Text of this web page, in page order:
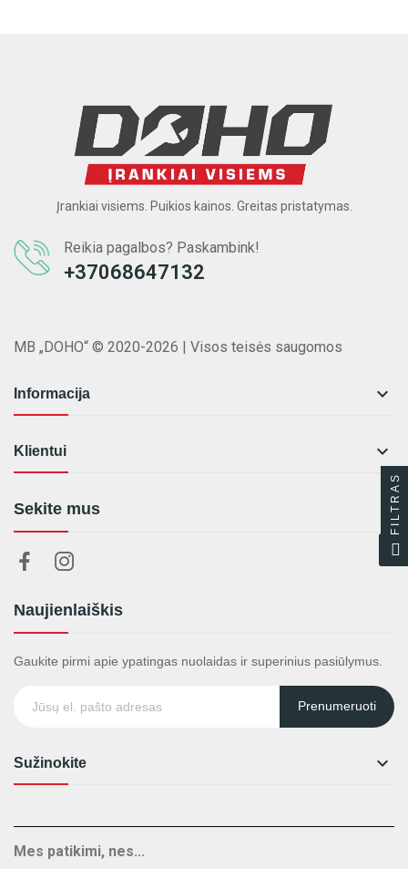
Įrankiai visiems. Puikios kainos. Greitas pristatymas.
Reikia pagalbos? Paskambink!
+37068647132
MB „DOHO“ © 2020-2026 | Visos teisės saugomos
Informacija 
Klientui 
Sekite mus
Naujienlaiškis
Gaukite pirmi apie ypatingas nuolaidas ir superinius pasiūlymus.
Prenumeruoti
Sužinokite 
Mes patikimi, nes...
FILTRAS